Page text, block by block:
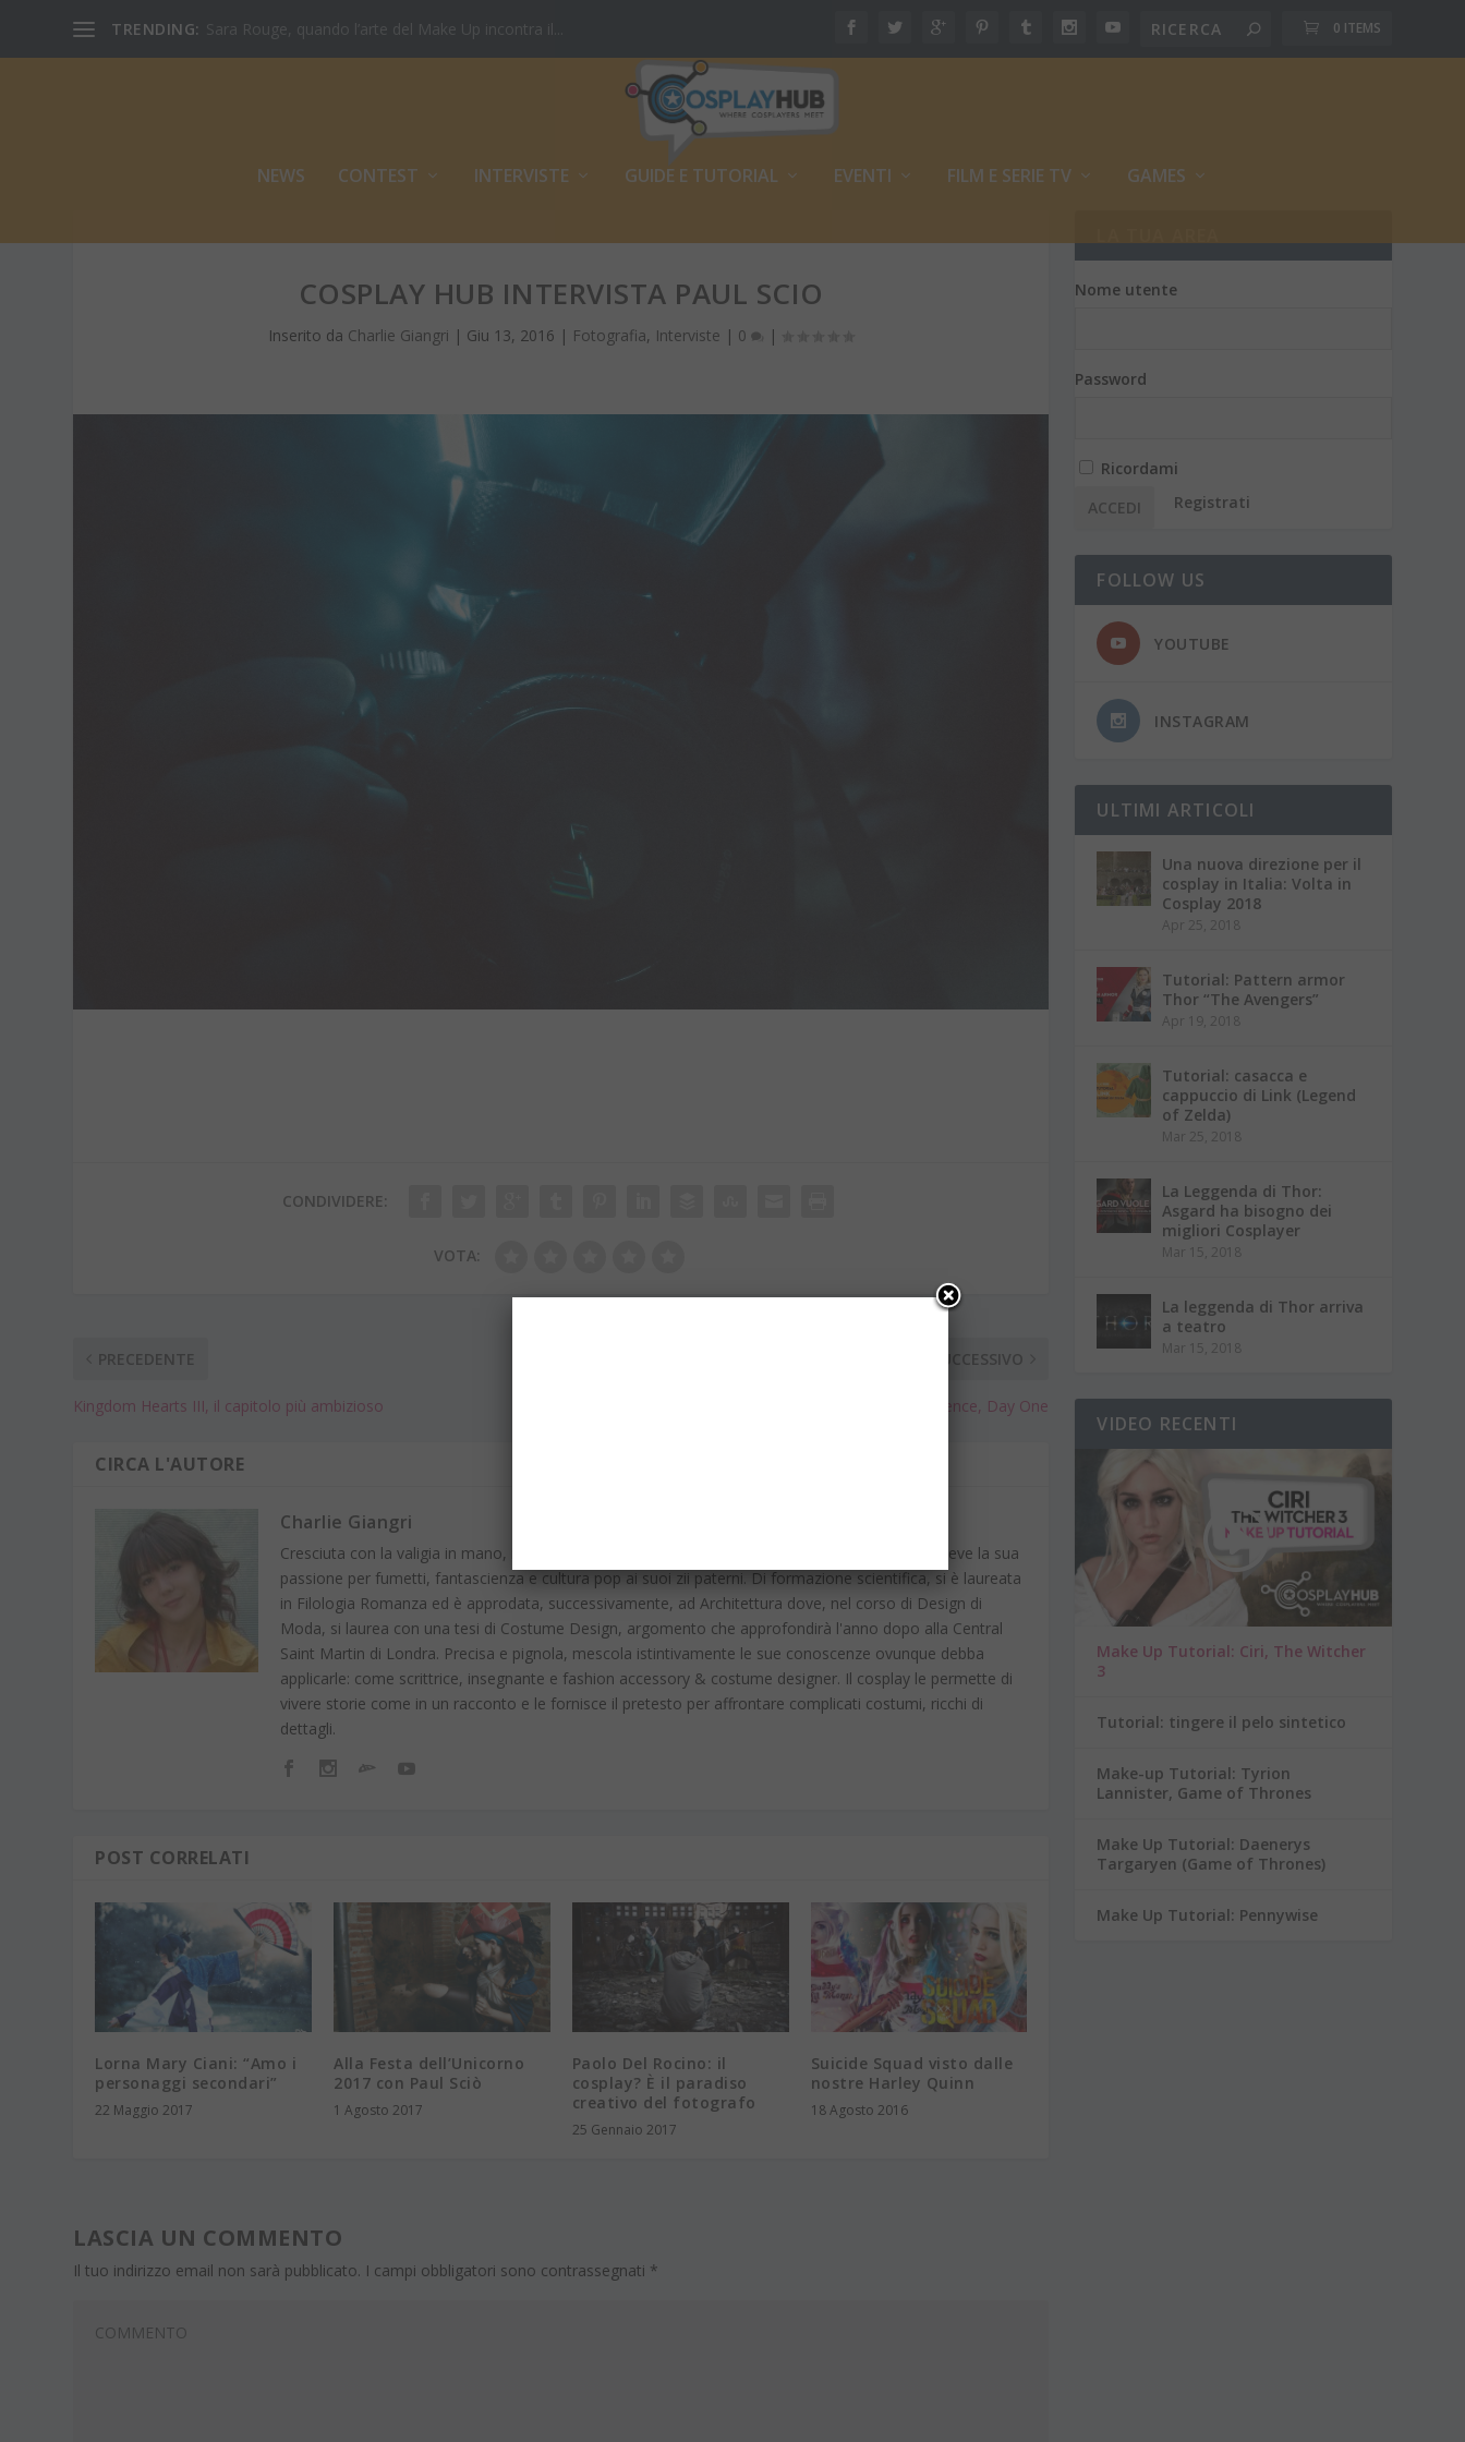
TRENDING: Sara Rouge, quando l’arte del Make Up incontra il... 0 ITEMS
NEWS CONTEST INTERVISTE GUIDE E TUTORIAL EVENTI FILM E SERIE TV GAMES
COSPLAY HUB INTERVISTA PAUL SCIO
Inserito da Charlie Giangri | Giu 13, 2016 | Fotografia, Interviste | 0 |
CONDIVIDERE:
VOTA:
PRECEDENTE
Kingdom Hearts III, il capitolo più ambizioso
SUCCESSIVO
E3: Electronic Arts Conference, Day One
CIRCA L'AUTORE
Charlie Giangri
Cresciuta con la valigia in mano, in giro per il mondo, ama tutto ciò che è diverso e colorato. Deve la sua
passione per fumetti, fantascienza e cultura pop ai suoi zii paterni. Di formazione scientifica, si è laureata
in Filologia Romanza ed è approdata, successivamente, ad Architettura dove, nel corso di Design di
Moda, si laurea con una tesi di Costume Design, argomento che approfondirà l'anno dopo alla Central
Saint Martin di Londra. Precisa e pignola, mescola istintivamente le sue conoscenze ovunque debba
applicarle: come scrittrice, insegnante e fashion accessory & costume designer. Il cosplay le permette di
vivere storie come in un racconto e le fornisce il pretesto per affrontare complicati costumi, ricchi di
dettagli.
POST CORRELATI
Lorna Mary Ciani: “Amo i
personaggi secondari”
22 Maggio 2017
Alla Festa dell’Unicorno
2017 con Paul Sciò
1 Agosto 2017
Paolo Del Rocino: il
cosplay? È il paradiso
creativo del fotografo
25 Gennaio 2017
Suicide Squad visto dalle
nostre Harley Quinn
18 Agosto 2016
LASCIA UN COMMENTO
Il tuo indirizzo email non sarà pubblicato. I campi obbligatori sono contrassegnati *
Nome utente
Password
Ricordami
Registrati
FOLLOW US
YOUTUBE
INSTAGRAM
ULTIMI ARTICOLI
Una nuova direzione per il
cosplay in Italia: Volta in
Cosplay 2018
Apr 25, 2018
Tutorial: Pattern armor
Thor “The Avengers”
Apr 19, 2018
Tutorial: casacca e
cappuccio di Link (Legend
of Zelda)
Mar 25, 2018
La Leggenda di Thor:
Asgard ha bisogno dei
migliori Cosplayer
Mar 15, 2018
La leggenda di Thor arriva
a teatro
Mar 15, 2018
VIDEO RECENTI
Make Up Tutorial: Ciri, The Witcher
3
Tutorial: tingere il pelo sintetico
Make-up Tutorial: Tyrion
Lannister, Game of Thrones
Make Up Tutorial: Daenerys
Targaryen (Game of Thrones)
Make Up Tutorial: Pennywise